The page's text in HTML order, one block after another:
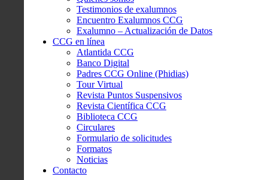
Testimonios de exalumnos
Encuentro Exalumnos CCG
Exalumno – Actualización de Datos
CCG en línea
Atlantida CCG
Banco Digital
Padres CCG Online (Phidias)
Tour Virtual
Revista Puntos Suspensivos
Revista Científica CCG
Biblioteca CCG
Circulares
Formulario de solicitudes
Formatos
Noticias
Contacto